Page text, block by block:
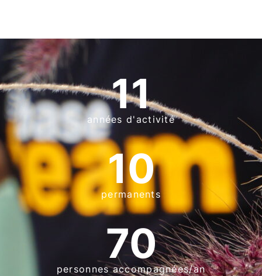
années d'activité
11
permanents
10
personnes accompagnées/an
70